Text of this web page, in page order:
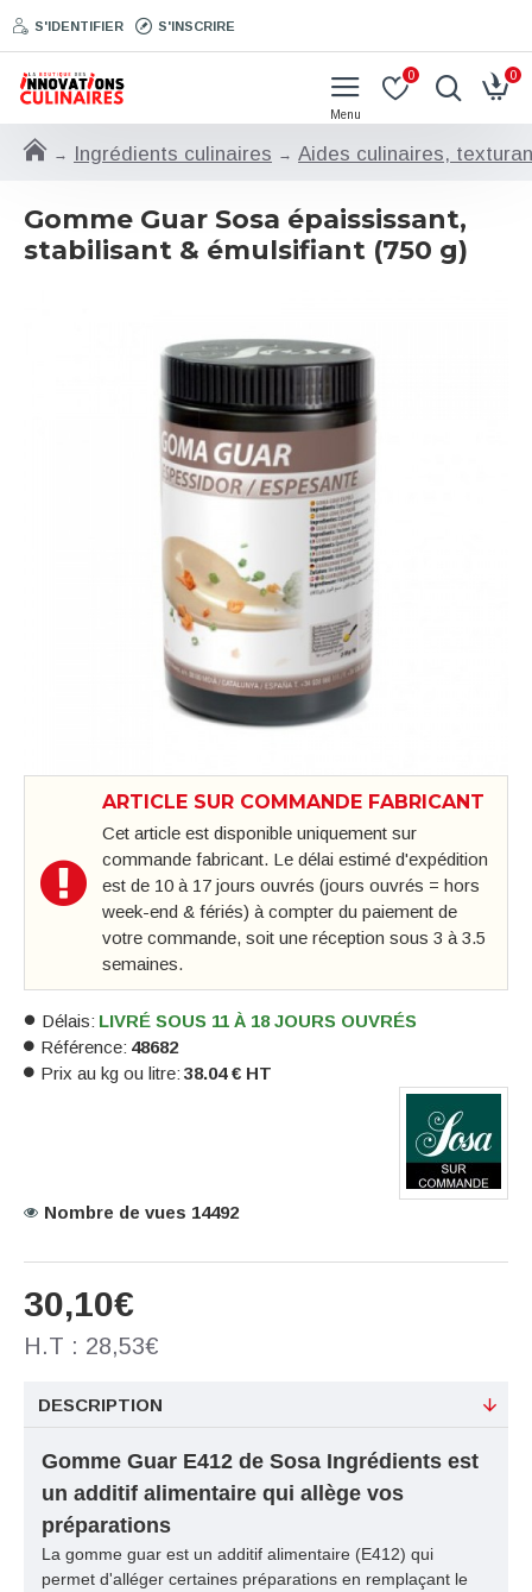
S'IDENTIFIER S'INSCRIRE
0 0
Ingrédients culinaires Aides culinaires,
Gomme Guar Sosa épaississant,
stabilisant & émulsifiant (750 g)
ARTICLE SUR COMMANDE FABRICANT
Cet article est disponible uniquement sur
commande fabricant. Le délai estimé d'expédition
est de 10 à 17 jours ouvrés (jours ouvrés = hors
week-end & fériés) à compter du paiement de
votre commande, soit une réception sous 3 à 3.5
semaines.
30,10€
H.T : 28,53€
Délais: LIVRÉ SOUS 11 À 18 JOURS OUVRÉS
Référence: 48682
Prix au kg ou litre: 38.04 € HT
Nombre de vues 14492
DESCRIPTION
Gomme Guar E412 de Sosa Ingrédients est
un additif alimentaire qui allège vos
préparations
La gomme guar est un additif alimentaire (E412) qui
permet d'alléger certaines préparations en remplaçant le